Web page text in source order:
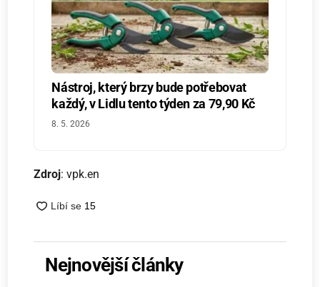
Nástroj, který brzy bude potřebovat
každý, v Lidlu tento týden za 79,90 Kč
8. 5. 2026
Zdroj: vpk.en
Nejnovější články